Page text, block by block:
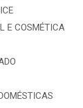
E COSMÉTICA